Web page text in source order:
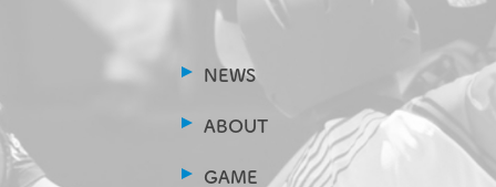
NEWS
ABOUT
GAME